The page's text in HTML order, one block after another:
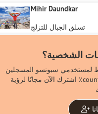
Mihir Daundkar
تسلق الجبال للتزلج
الشخصية؟
اشترك الآن مجانًا لرؤية ٪count٪ ملفات تعريف إضافية لاستعلام البحث